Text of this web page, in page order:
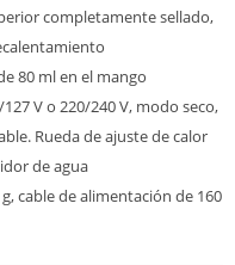
completamente sellado,
80 ml en el mango
V o 220/240 V, modo seco,
Rueda de ajuste de calor
de agua
cable de alimentación de 160